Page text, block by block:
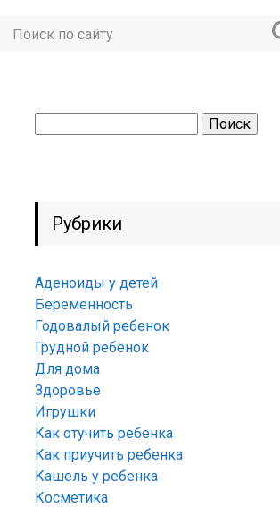
Рубрики
Аденоиды у детей
Беременность
Годовалый ребенок
Грудной ребенок
Для дома
Здоровье
Игрушки
Как отучить ребенка
Как приучить ребенка
Кашель у ребенка
Косметика